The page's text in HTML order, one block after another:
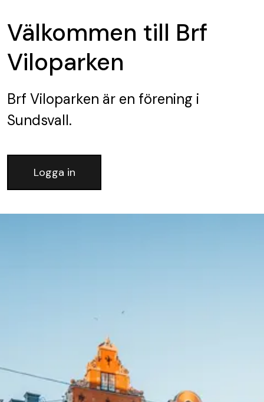
Välkommen till Brf
Viloparken
Brf Viloparken är en förening i
Sundsvall.
Logga in